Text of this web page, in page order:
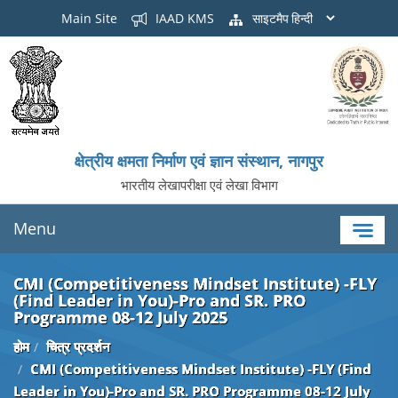
Main Site IAAD KMS साइटमैप
क्षेत्रीय क्षमता निर्माण एवं ज्ञान संस्थान, नागपुर
भारतीय लेखापरीक्षा एवं लेखा विभाग
Menu
CMI (Competitiveness Mindset Institute) -FLY
(Find Leader in You)-Pro and SR. PRO
Programme 08-12 July 2025
होम
चित्र प्रदर्शन
CMI (Competitiveness Mindset Institute) -FLY (Find
Leader in You)-Pro and SR. PRO Programme 08-12 July